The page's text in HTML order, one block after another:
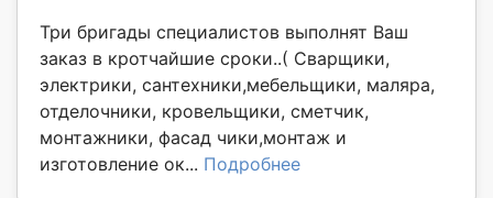
Три бригады специалистов выполнят Ваш
заказ в кротчайшие сроки..( Сварщики,
электрики, сантехники,мебельщики, маляра,
отделочники, кровельщики, сметчик,
монтажники, фасад чики,монтаж и
изготовление ок... Подробнее